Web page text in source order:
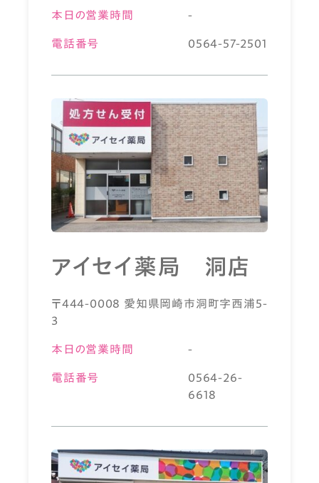
本日の営業時間 -
電話番号 0564-57-2501
アイセイ薬局 洞店
〒444-0008 愛知県岡崎市洞町字西浦5-
3
本日の営業時間 -
電話番号
0564-26-
6618